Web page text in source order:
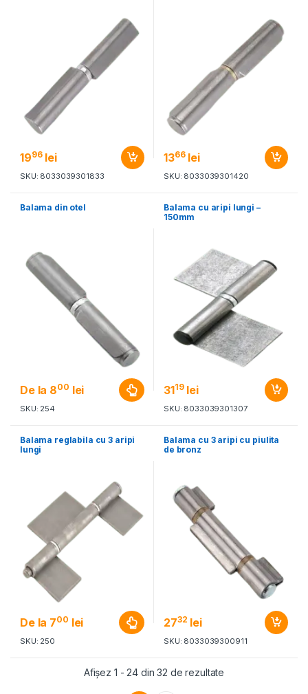
1996 lei
SKU: 8033039301833
1366 lei
SKU: 8033039301420
Balama din otel
De la 800 lei
SKU: 254
Balama cu aripi lungi –
150mm
3119 lei
SKU: 8033039301307
Balama reglabila cu 3 aripi
lungi
De la 700 lei
SKU: 250
Balama cu 3 aripi cu piulita
de bronz
2732 lei
SKU: 8033039300911
Afișez 1 - 24 din 32 de rezultate